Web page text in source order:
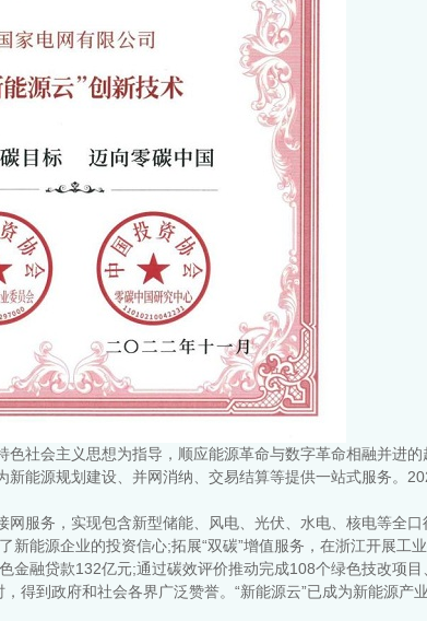
社会主义思想为指导，顺应能源革命与数字革命相融并进的
能源规划建设、并网消纳、交易结算等提供一站式服务。
服务，实现包含新型储能、风电、光伏、水电、核电等全
能源企业的投资信心;拓展“双碳”增值服务，在浙江开展工
融贷款132亿元;通过碳效评价推动完成108个绿色技改项
到政府和社会各界广泛赞誉。“新能源云”已成为新能源产